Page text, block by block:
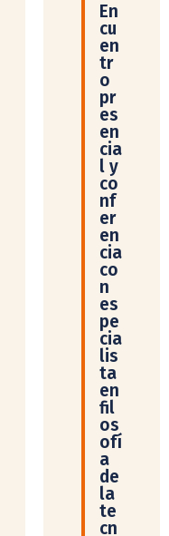
En
cu
en
tr
o
pr
es
en
cia
l y
co
nf
er
en
cia
co
n
es
pe
cia
lis
ta
en
fil
os
ofí
a
de
la
te
cn